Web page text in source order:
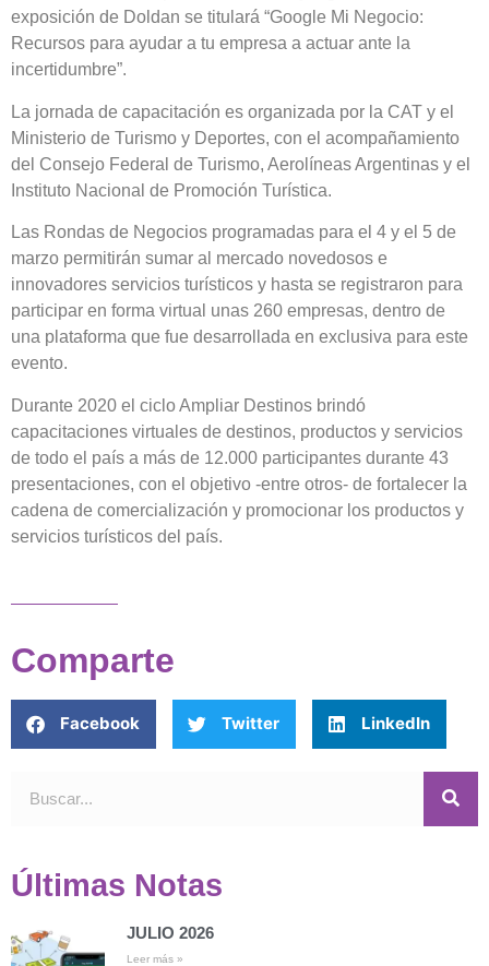
exposición de Doldan se titulará “Google Mi Negocio:
Recursos para ayudar a tu empresa a actuar ante la
incertidumbre”.
La jornada de capacitación es organizada por la CAT y el
Ministerio de Turismo y Deportes, con el acompañamiento
del Consejo Federal de Turismo, Aerolíneas Argentinas y el
Instituto Nacional de Promoción Turística.
Las Rondas de Negocios programadas para el 4 y el 5 de
marzo permitirán sumar al mercado novedosos e
innovadores servicios turísticos y hasta se registraron para
participar en forma virtual unas 260 empresas, dentro de
una plataforma que fue desarrollada en exclusiva para este
evento.
Durante 2020 el ciclo Ampliar Destinos brindó
capacitaciones virtuales de destinos, productos y servicios
de todo el país a más de 12.000 participantes durante 43
presentaciones, con el objetivo -entre otros- de fortalecer la
cadena de comercialización y promocionar los productos y
servicios turísticos del país.
Comparte
Facebook Twitter LinkedIn
Últimas Notas
JULIO 2026
Leer más »